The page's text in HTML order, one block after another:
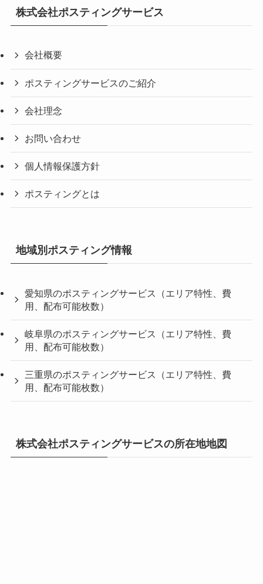
株式会社ポスティングサービス
会社概要
ポスティングサービスのご紹介
会社理念
お問い合わせ
個人情報保護方針
ポスティングとは
地域別ポスティング情報
愛知県のポスティングサービス（エリア特性、費
用、配布可能枚数）
岐阜県のポスティングサービス（エリア特性、費
用、配布可能枚数）
三重県のポスティングサービス（エリア特性、費
用、配布可能枚数）
株式会社ポスティングサービスの所在地地図